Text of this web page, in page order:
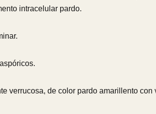
intracelular pardo.
verrucosa, de color pardo amarillento